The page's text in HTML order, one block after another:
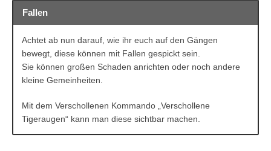
Fallen
Achtet ab nun darauf, wie ihr euch auf den Gängen
bewegt, diese können mit Fallen gespickt sein.
Sie können großen Schaden anrichten oder noch andere
kleine Gemeinheiten.
Mit dem Verschollenen Kommando „Verschollene
Tigeraugen“ kann man diese sichtbar machen.